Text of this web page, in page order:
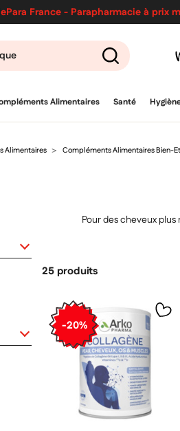
France - Parapharmacie à prix
PRODUITS
Alimentaires Santé
Alimentaires Compléments Alimentaires Bien-
Pour des cheveux
25 produits
-20%